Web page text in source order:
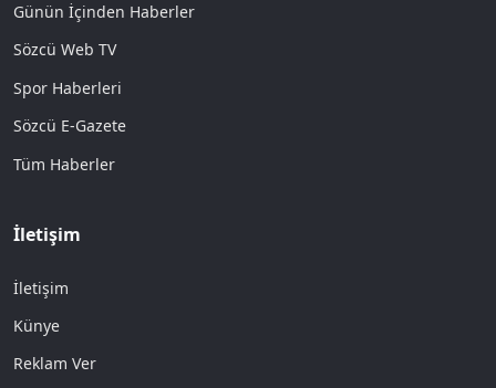
Günün İçinden Haberler
Sözcü Web TV
Spor Haberleri
Sözcü E-Gazete
Tüm Haberler
İletişim
İletişim
Künye
Reklam Ver